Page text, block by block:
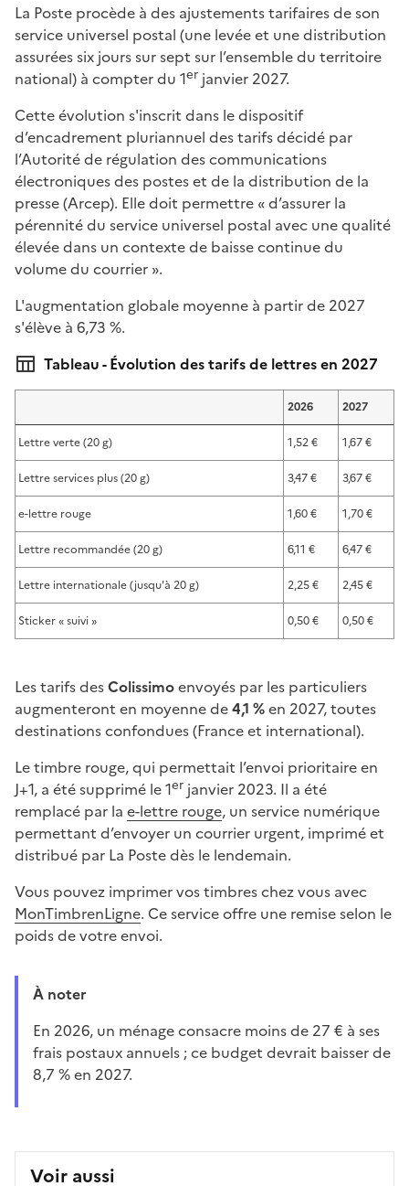
La Poste procède à des ajustements tarifaires de son
service universel postal (une levée et une distribution
assurées six jours sur sept sur l’ensemble du territoire
national) à compter du 1er janvier 2027.
Cette évolution s'inscrit dans le dispositif
d’encadrement pluriannuel des tarifs décidé par
l’Autorité de régulation des communications
électroniques des postes et de la distribution de la
presse (Arcep). Elle doit permettre « d’assurer la
pérennité du service universel postal avec une qualité
élevée dans un contexte de baisse continue du
volume du courrier ».
L'augmentation globale moyenne à partir de 2027
s'élève à 6,73 %.
Tableau - Évolution des tarifs de lettres en 2027
2026 2027
Lettre verte (20 g) 1,52 € 1,67 €
Lettre services plus (20 g) 3,47 € 3,67 €
e-lettre rouge 1,60 € 1,70 €
Lettre recommandée (20 g) 6,11 € 6,47 €
Lettre internationale (jusqu'à 20 g) 2,25 € 2,45 €
Sticker « suivi » 0,50 € 0,50 €
Les tarifs desColissimoenvoyés par les particuliers
augmenteront en moyenne de4,1 %en 2027, toutes
destinations confondues (France et international).
Le timbre rouge, qui permettait l’envoi prioritaire en
J+1, a été supprimé le 1er janvier 2023. Il a été
remplacé par la e-lettre rouge, un service numérique
permettant d’envoyer un courrier urgent, imprimé et
distribué par La Poste dès le lendemain.
Vous pouvez imprimer vos timbres chez vous avec
MonTimbrenLigne. Ce service offre une remise selon le
poids de votre envoi.
À noter
En 2026, un ménage consacre moins de 27 € à ses
frais postaux annuels ; ce budget devrait baisser de
8,7 % en 2027.
Voir aussi